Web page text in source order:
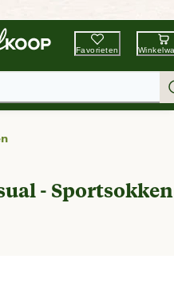
Tuin & Dier
Favorieten
-